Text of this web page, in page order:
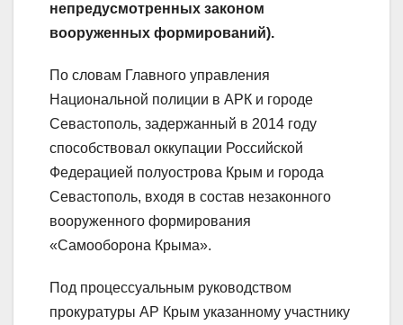
непредусмотренных законом
вооруженных формирований).
По словам Главного управления
Национальной полиции в АРК и городе
Севастополь, задержанный в 2014 году
способствовал оккупации Российской
Федерацией полуострова Крым и города
Севастополь, входя в состав незаконного
вооруженного формирования
«Самооборона Крыма».
Под процессуальным руководством
прокуратуры АР Крым указанному участнику